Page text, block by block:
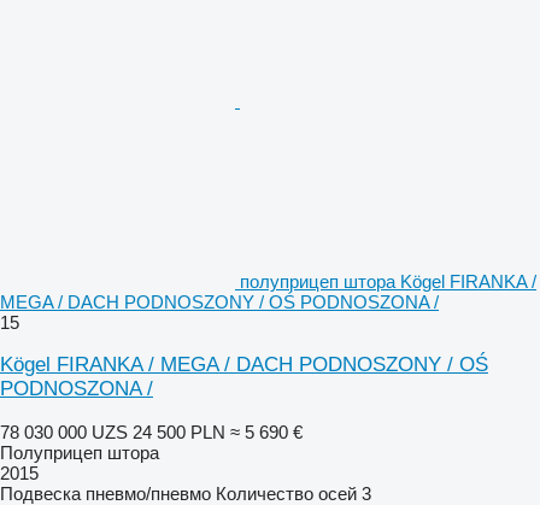
полуприцеп штора Kögel FIRANKA /
MEGA / DACH PODNOSZONY / OŚ PODNOSZONA /
15
Kögel FIRANKA / MEGA / DACH PODNOSZONY / OŚ
PODNOSZONA /
78 030 000 UZS 24 500 PLN ≈ 5 690 €
Полуприцеп штора
2015
Подвеска пневмо/пневмо Количество осей 3